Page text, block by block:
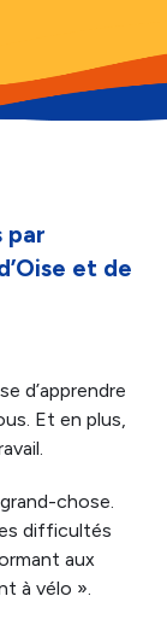
par
et de
d’apprendre
Et en plus,
chose.
difficultés
aux
à vélo ».